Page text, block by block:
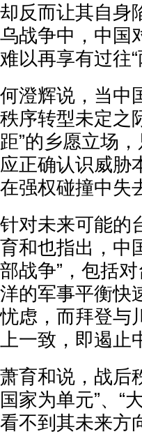
却反而让其自身
乌战争中，中国
难以再享有过往
何澄辉说，当中
秩序转型未定之
距”的乡愿立场
应正确认识威胁
在强权碰撞中失
针对未来可能的
育和也指出，中
部战争”，包括
洋的军事平衡快
忧虑，而拜登与
上一致，即遏止
萧育和说，战后
国家为单元”、“
看不到其未来方